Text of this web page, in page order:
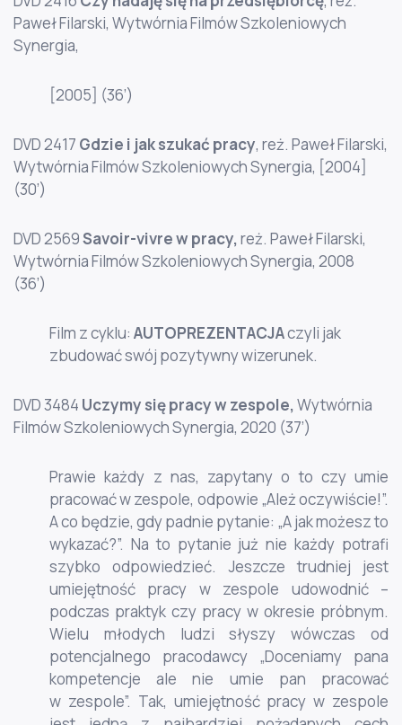
Paweł Filarski, Wytwórnia Filmów Szkoleniowych
Synergia,
[2005] (36’)
DVD 2417 Gdzie i jak szukać pracy, reż. Paweł Filarski,
Wytwórnia Filmów Szkoleniowych Synergia, [2004]
(30’)
DVD 2569Savoir-vivre w pracy,reż. Paweł Filarski,
Wytwórnia Filmów Szkoleniowych Synergia, 2008
(36’)
Film z cyklu: AUTOPREZENTACJAczyli jak
zbudować swój pozytywny wizerunek.
DVD 3484 Uczymy się pracy w zespole,Wytwórnia
Filmów Szkoleniowych Synergia, 2020 (37’)
Prawie każdy z nas, zapytany o to czy umie
pracować w zespole, odpowie „Ależ oczywiście!”.
A co będzie, gdy padnie pytanie: „A jak możesz to
wykazać?”. Na to pytanie już nie każdy potrafi
szybko odpowiedzieć. Jeszcze trudniej jest
umiejętność pracy w zespole udowodnić –
podczas praktyk czy pracy w okresie próbnym.
Wielu młodych ludzi słyszy wówczas od
potencjalnego pracodawcy „Doceniamy pana
kompetencje ale nie umie pan pracować
w zespole”. Tak, umiejętność pracy w zespole